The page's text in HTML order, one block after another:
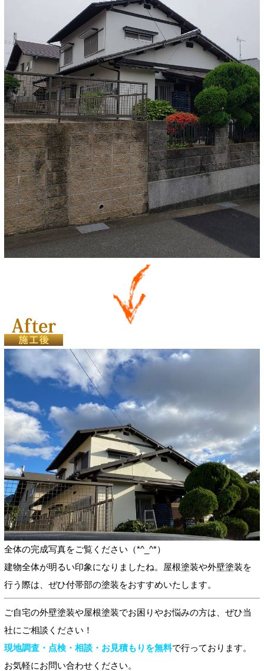
全体の完成写真をご覧ください（*^_^*）
建物全体が明るい印象になりましたね。屋根塗装や外壁塗装を
行う際は、ぜひ付帯部の塗装をおすすめいたします。
ご自宅の外壁塗装や屋根塗装でお困りやお悩みの方は、ぜひ当
社にご相談ください！
現地調査・点検・相談・お見積もりを無料で行っております。
お気軽にお問い合わせください。